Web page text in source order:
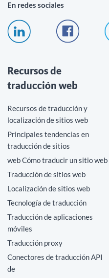
En redes sociales
Recursos de
traducción web
Recursos de traducción y
localización de sitios web
Principales tendencias en
traducción de sitios
web Cómo traducir un sitio web
Traducción de sitios web
Localización de sitios web
Tecnología de traducción
Traducción de aplicaciones
móviles
Traducción proxy
Conectores de traducción API
de